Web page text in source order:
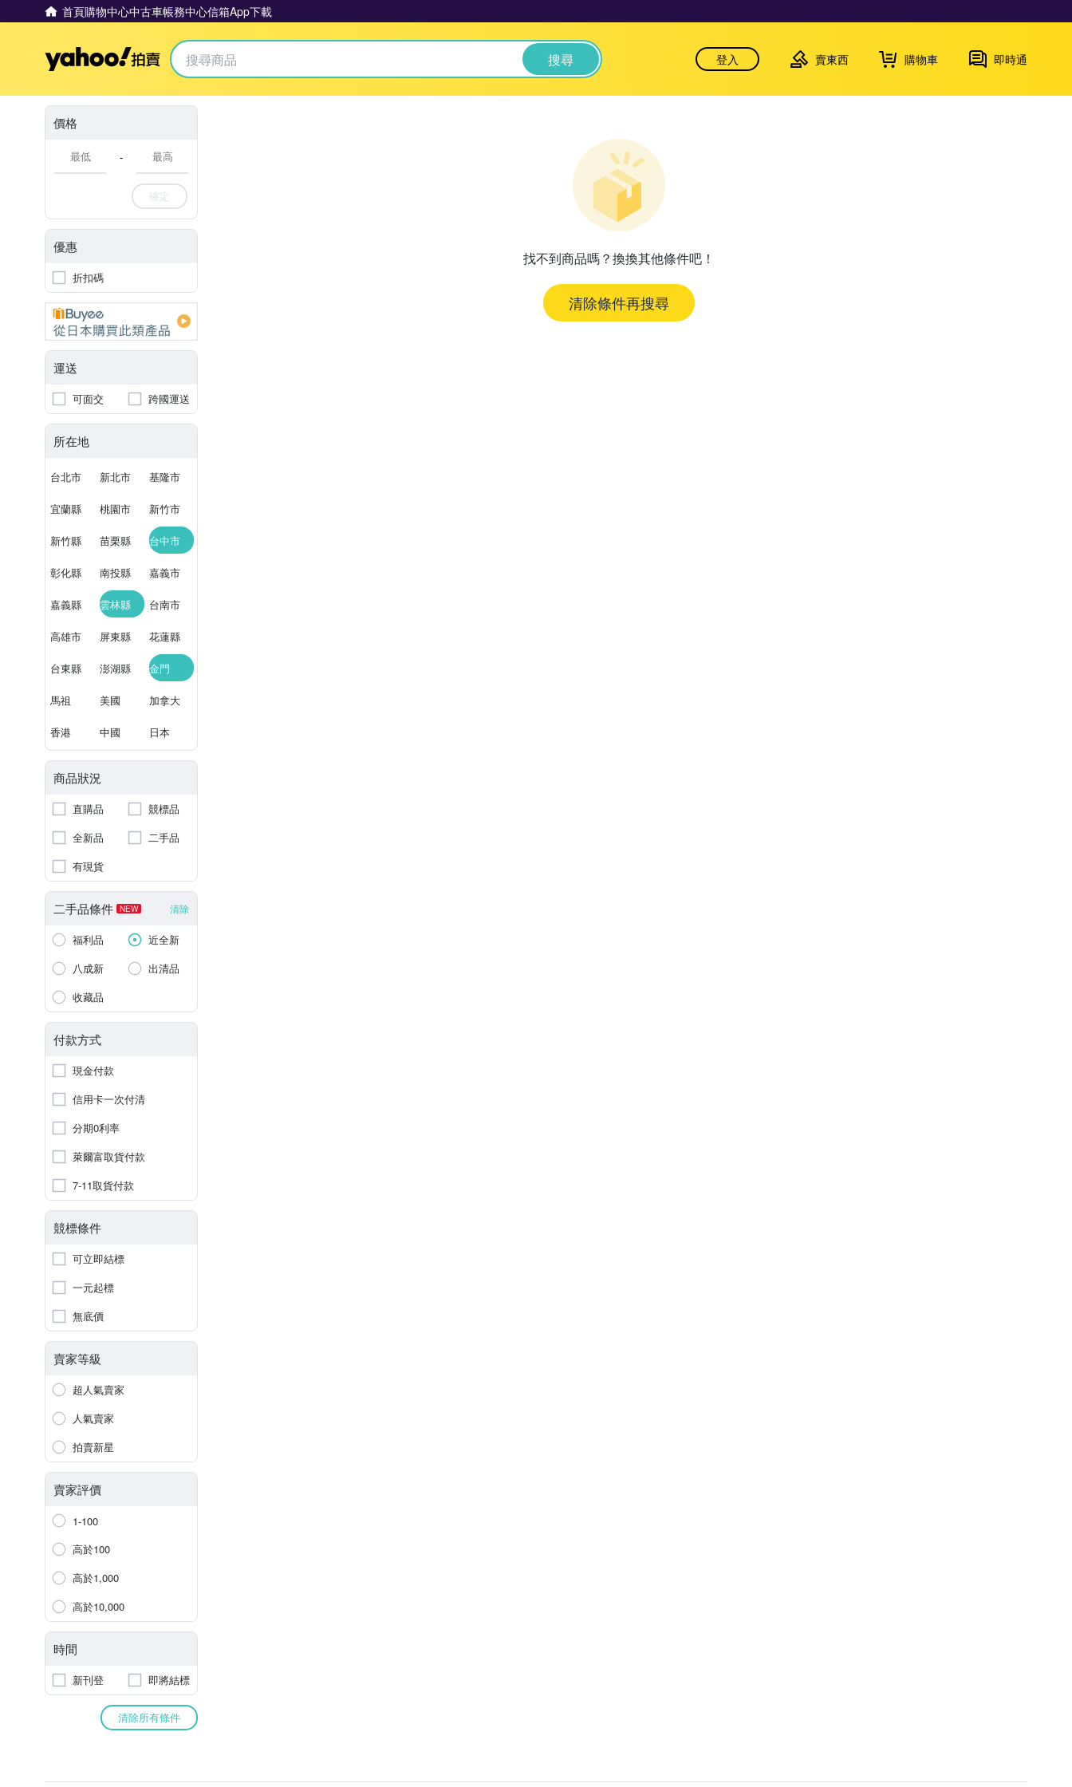
首頁購物中心中古車帳務中心信箱App下載
Yahoo拍賣 搜尋 登入 賣東西 購物車 即時通
價格
-
確定
優惠
折扣碼
運送
可面交 跨國運送
所在地
台北市 新北市 基隆市
宜蘭縣 桃園市 新竹市
新竹縣 苗栗縣 台中市
彰化縣 南投縣 嘉義市
嘉義縣 雲林縣 台南市
高雄市 屏東縣 花蓮縣
台東縣 澎湖縣 金門
馬祖 美國 加拿大
香港 中國 日本
商品狀況
直購品
競標品
全新品
二手品
有現貨
二手品條件 NEW 清除
福利品
近全新
八成新
出清品
收藏品
付款方式
現金付款
信用卡一次付清
分期0利率
萊爾富取貨付款
7-11取貨付款
競標條件
可立即結標
一元起標
無底價
賣家等級
超人氣賣家
人氣賣家
拍賣新星
賣家評價
1-100
高於100
高於1,000
高於10,000
時間
新刊登 即將結標
清除所有條件
找不到商品嗎？換換其他條件吧！
清除條件再搜尋